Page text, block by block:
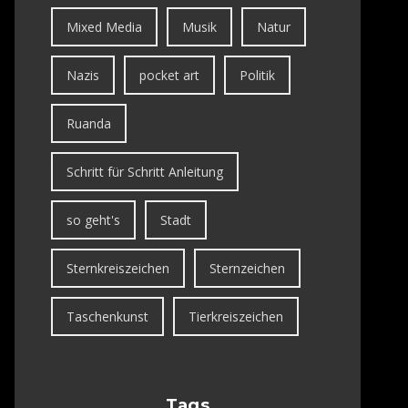
Mixed Media Musik Natur
Nazis pocket art Politik
Ruanda
Schritt für Schritt Anleitung
so geht's Stadt
Sternkreiszeichen Sternzeichen
Taschenkunst Tierkreiszeichen